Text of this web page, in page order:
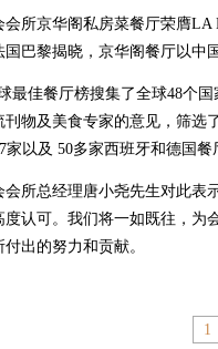
京华阁私房菜餐厅荣膺LA
国巴黎揭晓，京华阁餐厅以中
佳餐厅榜搜集了全球48个国
物及美食专家的意见，筛选
家以及 50多家西班牙和德国餐
总经理唐小尧先生对此表
度认可。我们将一如既往，为
出的努力和贡献。
1